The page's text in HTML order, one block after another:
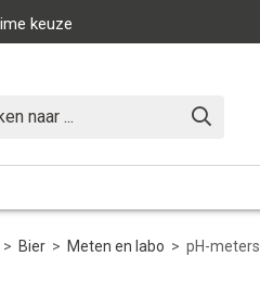
keuze
> Bier > Meten en labo > pH-meters